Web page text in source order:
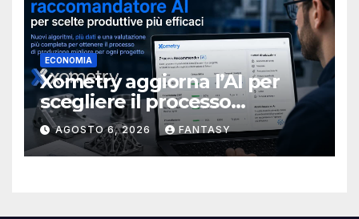
ECONOMIA
Xometry aggiorna l’AI per
scegliere il processo
produttivo più adatto
AGOSTO 6, 2026 FANTASY